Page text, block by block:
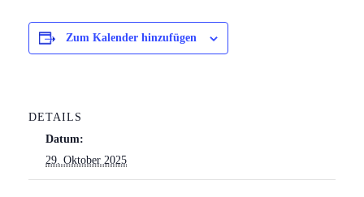
Zum Kalender hinzufügen
DETAILS
Datum:
29. Oktober 2025